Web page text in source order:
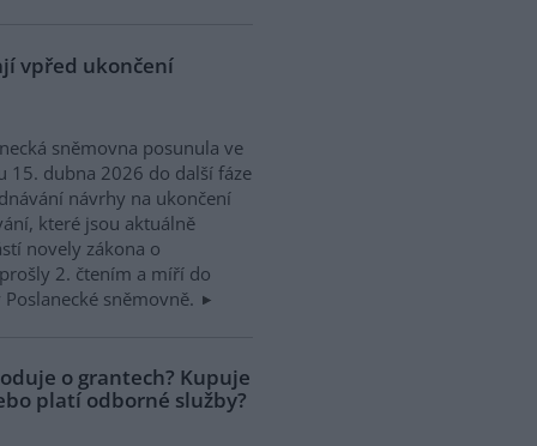
vpřed ukončení
sněmovna posunula ve
15. dubna 2026 do další fáze
návrhy na ukončení
které jsou aktuálně
novely zákona o
2. čtením a míří do
sněmovně.
o grantech? Kupuje
platí odborné služby?